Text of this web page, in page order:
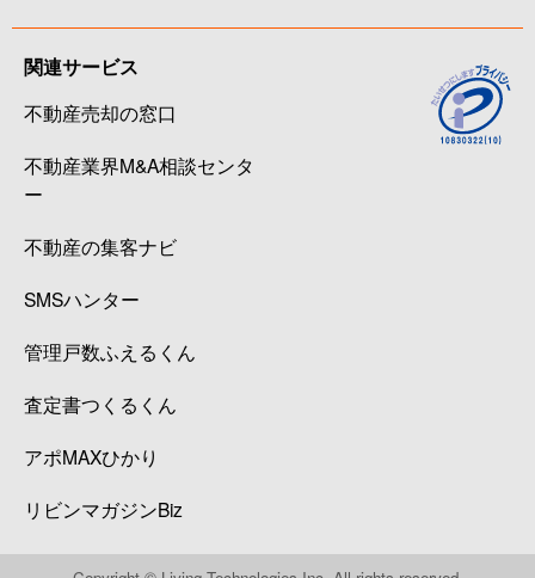
関連サービス
不動産売却の窓口
不動産業界M&A相談センタ
ー
不動産の集客ナビ
SMSハンター
管理戸数ふえるくん
査定書つくるくん
アポMAXひかり
リビンマガジンBiz